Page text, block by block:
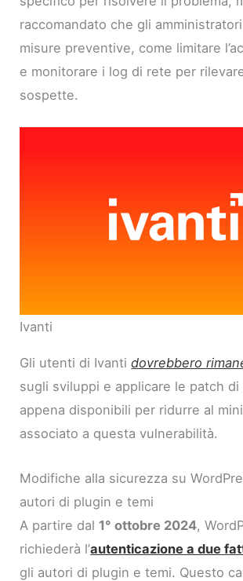
raccomandato che gli
misure preventive, come limitare
e monitorare i log di rete per
sospette.
Ivanti
Gli utenti di Ivantidovrebbero
sugli sviluppi e applicare le patch
appena disponibili per ridurre al
associato a questa vulnerabilità.
Modifiche alla sicurezza su
autori di plugin e temi
A partire dal 1° ottobre 2024,
richiederà l’autenticazione a due
gli autori di plugin e temi. Questo